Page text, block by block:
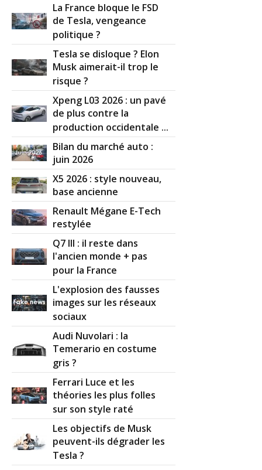
La France bloque le FSD
de Tesla, vengeance
politique ?
Tesla se disloque ? Elon
Musk aimerait-il trop le
risque ?
Xpeng L03 2026 : un pavé
de plus contre la
production occidentale ...
Bilan du marché auto :
juin 2026
X5 2026 : style nouveau,
base ancienne
Renault Mégane E-Tech
restylée
Q7 III : il reste dans
l'ancien monde + pas
pour la France
L'explosion des fausses
images sur les réseaux
sociaux
Audi Nuvolari : la
Temerario en costume
gris ?
Ferrari Luce et les
théories les plus folles
sur son style raté
Les objectifs de Musk
peuvent-ils dégrader les
Tesla ?